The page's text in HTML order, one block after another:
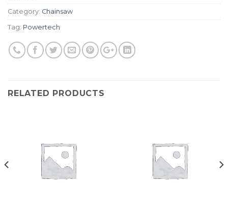
Category: Chainsaw
Tag: Powertech
RELATED PRODUCTS